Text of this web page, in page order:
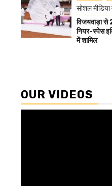
सोशल
विजयवाड़ा से
नियर-स्पेस
में शामिल
OUR VIDEOS